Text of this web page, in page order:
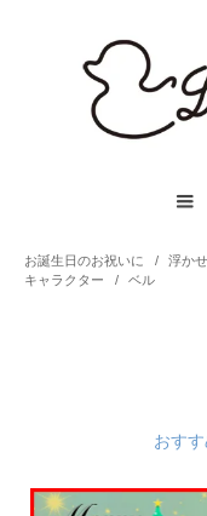
お誕生日のお祝いに / 浮か
キャラクター
/ ベル
おす